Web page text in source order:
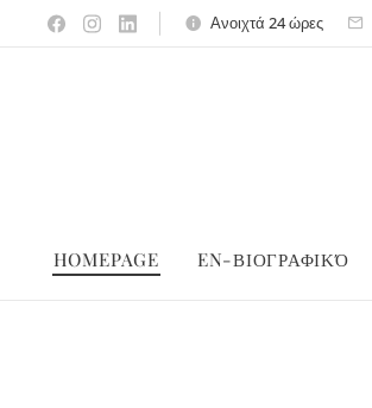
Ανοιχτά 24 ώρες
HOMEPAGE EN-ΒΙΟΓΡΑΦΙΚΌ